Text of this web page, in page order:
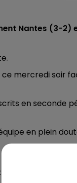
- 6h00
LA FAMILLE
FM
Nantes (3-2)
ce mercredi soir
en seconde
en plein
les
de la soirée.